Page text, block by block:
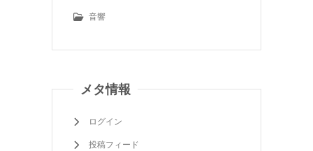
音響
メタ情報
ログイン
投稿フィード